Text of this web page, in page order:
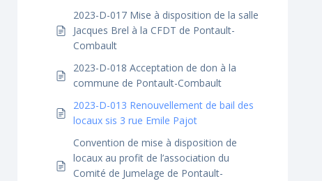
2023-D-017 Mise à disposition de la salle
Jacques Brel à la CFDT de Pontault-
Combault
2023-D-018 Acceptation de don à la
commune de Pontault-Combault
2023-D-013 Renouvellement de bail des
locaux sis 3 rue Emile Pajot
Convention de mise à disposition de
locaux au profit de l’association du
Comité de Jumelage de Pontault-